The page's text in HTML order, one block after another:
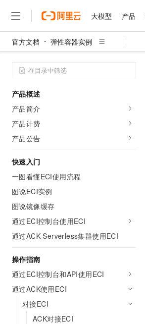
大模型 产品
官方文档 弹性容器实例
产品概述
产品简介
产品计费
产品公告
快速入门
一图看懂ECI使用流程
图说ECI实例
图说镜像缓存
通过ECI控制台使用ECI
通过ACK Serverless集群使用ECI
操作指南
通过ECI控制台和API使用ECI
通过ACK使用ECI
对接ECI
ACK对接ECI
大模型
产品
精选产品
容器
存储
网络与CDN
安全
数据库
大数据计算
媒体服务
解决方案
精选解决方案
大数据
现代化应用
安全
网络
上云与迁云
企业出海
政企业务
权益
定价
云市场
伙伴
服务
了解阿里云